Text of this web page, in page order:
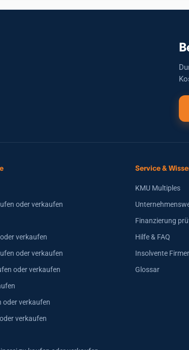
oder verkaufen
verkaufen
oder verkaufen
oder verkaufen
oder verkaufen
verkaufen
Service &
KMU Multiples
Finanzierung
Hilfe & FAQ
Insolvente
Glossar